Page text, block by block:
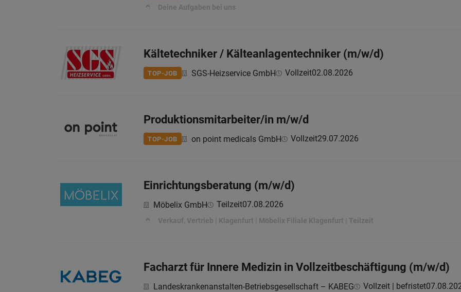
Deine Aufgaben bei uns
Kältetechniker / Kälteanlagentechniker (m/w/d)
TOP-JOB SGS-Heizservice GmbH Vollzeit02.08.2026
Produktionsmitarbeiter/in m/w/d
TOP-JOB on point medicals GmbH Vollzeit29.07.2026
Einrichtungsberatung (m/w/d)
Möbelix GmbH Teilzeit07.08.2026
Verkauf, Vertrieb | Klagenfurt | Möbelix Filiale Klagenfurt | Teilzeit
Facharzt für Innere Medizin in Vollzeitbeschäftigung (m/w/d)
Landeskrankenanstalten-Betriebsgesellschaft – KABEG Vollzeit | befristet